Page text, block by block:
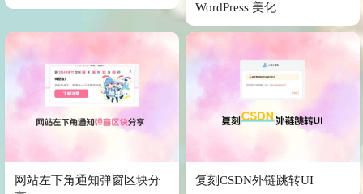
WordPress 美化
网站左下角通知弹窗区块分
复刻CSDN外链跳转UI